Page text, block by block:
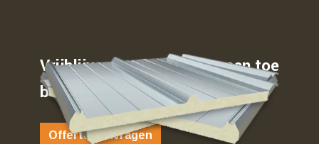
Vrijblijvend weten waar u aan toe
bent…
Offerte aanvragen